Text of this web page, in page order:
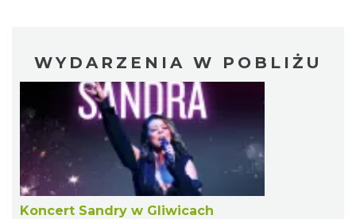
WYDARZENIA W POBLIŻU
Koncert Sandry w Gliwicach